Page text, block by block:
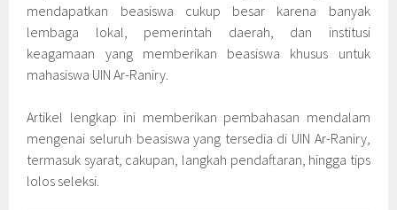
mendapatkan beasiswa cukup besar karena banyak
lembaga lokal, pemerintah daerah, dan institusi
keagamaan yang memberikan beasiswa khusus untuk
mahasiswa UIN Ar-Raniry.
Artikel lengkap ini memberikan pembahasan mendalam
mengenai seluruh beasiswa yang tersedia di UIN Ar-Raniry,
termasuk syarat, cakupan, langkah pendaftaran, hingga tips
lolos seleksi.